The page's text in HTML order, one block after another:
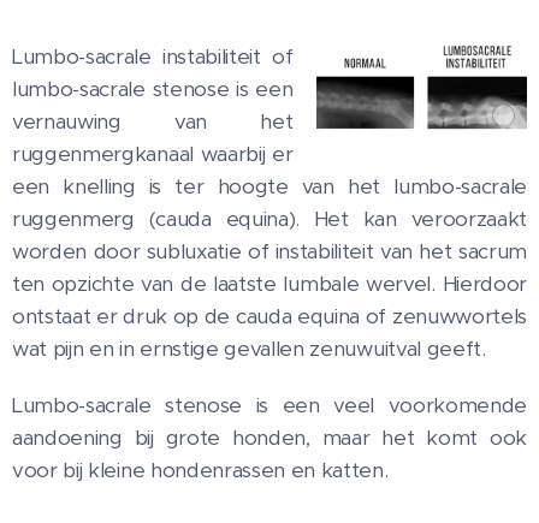
Lumbo-sacrale instabiliteit of
lumbo-sacrale stenose is een
vernauwing van het
ruggenmergkanaal waarbij er
een knelling is ter hoogte van het lumbo-sacrale
ruggenmerg (cauda equina). Het kan veroorzaakt
worden door subluxatie of instabiliteit van het sacrum
ten opzichte van de laatste lumbale wervel. Hierdoor
ontstaat er druk op de cauda equina of zenuwwortels
wat pijn en in ernstige gevallen zenuwuitval geeft.
Lumbo-sacrale stenose is een veel voorkomende
aandoening bij grote honden, maar het komt ook
voor bij kleine hondenrassen en katten.